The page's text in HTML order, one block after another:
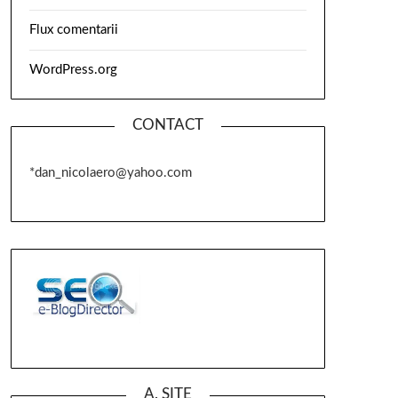
Flux comentarii
WordPress.org
CONTACT
*dan_nicolaero@yahoo.com
A. SITE